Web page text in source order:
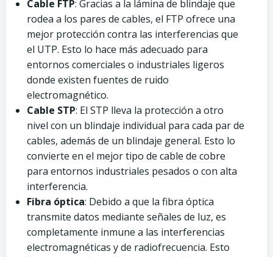
Cable FTP: Gracias a la lámina de blindaje que
rodea a los pares de cables, el FTP ofrece una
mejor protección contra las interferencias que
el UTP. Esto lo hace más adecuado para
entornos comerciales o industriales ligeros
donde existen fuentes de ruido
electromagnético.
Cable STP: El STP lleva la protección a otro
nivel con un blindaje individual para cada par de
cables, además de un blindaje general. Esto lo
convierte en el mejor tipo de cable de cobre
para entornos industriales pesados o con alta
interferencia.
Fibra óptica: Debido a que la fibra óptica
transmite datos mediante señales de luz, es
completamente inmune a las interferencias
electromagnéticas y de radiofrecuencia. Esto